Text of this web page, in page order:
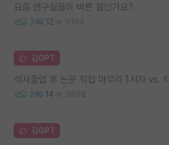
요즘 연구실들이 바쁜 철인가요?
3 12 6104
김GPT
2 14 3698
김GPT